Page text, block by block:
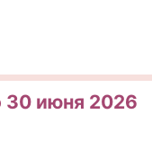
30 июня 2026